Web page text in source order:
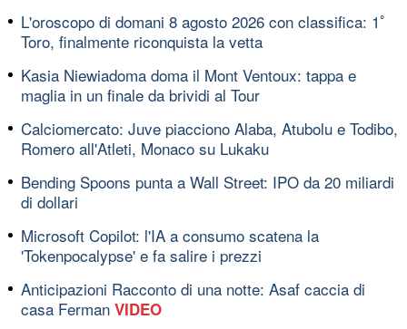
L'oroscopo di domani 8 agosto 2026 con classifica: 1ﾟ
Toro, finalmente riconquista la vetta
Kasia Niewiadoma doma il Mont Ventoux: tappa e
maglia in un finale da brividi al Tour
Calciomercato: Juve piacciono Alaba, Atubolu e Todibo,
Romero all'Atleti, Monaco su Lukaku
Bending Spoons punta a Wall Street: IPO da 20 miliardi
di dollari
Microsoft Copilot: l'IA a consumo scatena la
'Tokenpocalypse' e fa salire i prezzi
Anticipazioni Racconto di una notte: Asaf caccia di
casa Ferman VIDEO